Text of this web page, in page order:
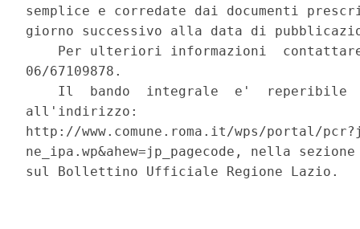
semplice e corredate dai documenti
giorno successivo alla data di
Per ulteriori informazioni
06/67109878.
Il  bando  integrale  e'  reperibile
all'indirizzo:
http://www.comune.roma.it/wps/portal/
ne_ipa.wp&ahew=jp_pagecode, nella
sul Bollettino Ufficiale Regione Lazio.